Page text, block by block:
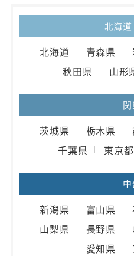
北海
北海道 青森県
秋田県
山形
茨城県 栃木県
千葉県
東京都
新潟県 富山県
山梨県
長野県
愛知県